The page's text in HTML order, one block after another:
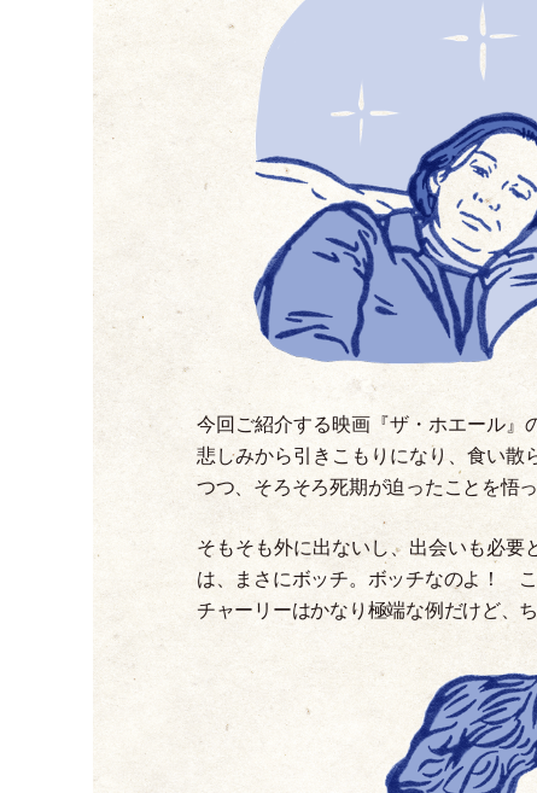
今回ご紹介する映画『ザ ・ ホエール』
悲しみから引きこもりになり、食い散
つつ、そろそろ死期が迫ったことを悟
そもそも外に出ないし、出会いも必要
は、まさにボッチ。ボッチなのよ！ こ
チャーリーはかなり極端な例だけど、